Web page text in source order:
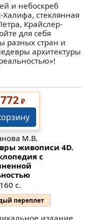
и небоскреб
Халифа, стеклянная
Крайслер-
для себя
разных стран и
архитектуры
₽
М.В.
живописи 4D.
с
с.
переплет
издание